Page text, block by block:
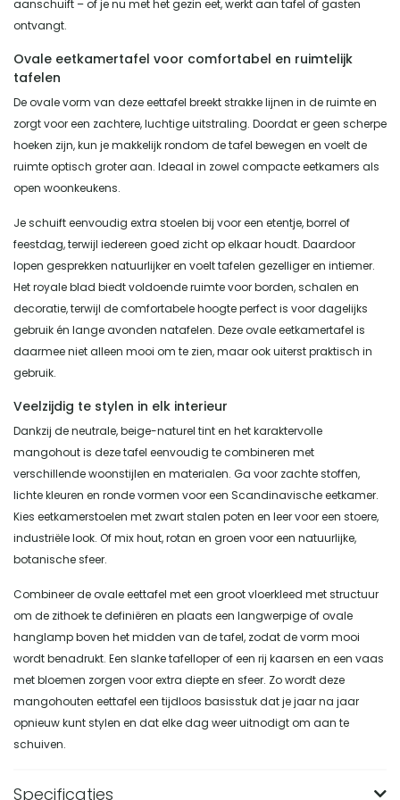
aanschuift – of je nu met het gezin eet, werkt aan tafel of gasten
ontvangt.
Ovale eetkamertafel voor comfortabel en ruimtelijk
tafelen
De ovale vorm van deze eettafel breekt strakke lijnen in de ruimte en
zorgt voor een zachtere, luchtige uitstraling. Doordat er geen scherpe
hoeken zijn, kun je makkelijk rondom de tafel bewegen en voelt de
ruimte optisch groter aan. Ideaal in zowel compacte eetkamers als
open woonkeukens.
Je schuift eenvoudig extra stoelen bij voor een etentje, borrel of
feestdag, terwijl iedereen goed zicht op elkaar houdt. Daardoor
lopen gesprekken natuurlijker en voelt tafelen gezelliger en intiemer.
Het royale blad biedt voldoende ruimte voor borden, schalen en
decoratie, terwijl de comfortabele hoogte perfect is voor dagelijks
gebruik én lange avonden natafelen. Deze ovale eetkamertafel is
daarmee niet alleen mooi om te zien, maar ook uiterst praktisch in
gebruik.
Veelzijdig te stylen in elk interieur
Dankzij de neutrale, beige-naturel tint en het karaktervolle
mangohout is deze tafel eenvoudig te combineren met
verschillende woonstijlen en materialen. Ga voor zachte stoffen,
lichte kleuren en ronde vormen voor een Scandinavische eetkamer.
Kies eetkamerstoelen met zwart stalen poten en leer voor een stoere,
industriële look. Of mix hout, rotan en groen voor een natuurlijke,
botanische sfeer.
Combineer de ovale eettafel met een groot vloerkleed met structuur
om de zithoek te definiëren en plaats een langwerpige of ovale
hanglamp boven het midden van de tafel, zodat de vorm mooi
wordt benadrukt. Een slanke tafelloper of een rij kaarsen en een vaas
met bloemen zorgen voor extra diepte en sfeer. Zo wordt deze
mangohouten eettafel een tijdloos basisstuk dat je jaar na jaar
opnieuw kunt stylen en dat elke dag weer uitnodigt om aan te
schuiven.
Specificaties